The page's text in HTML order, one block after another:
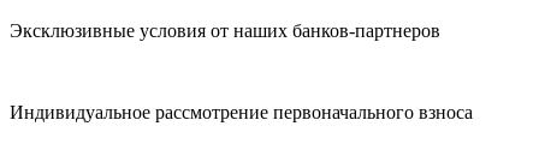
Эксклюзивные условия от наших банков-партнеров
Индивидуальное рассмотрение первоначального взноса